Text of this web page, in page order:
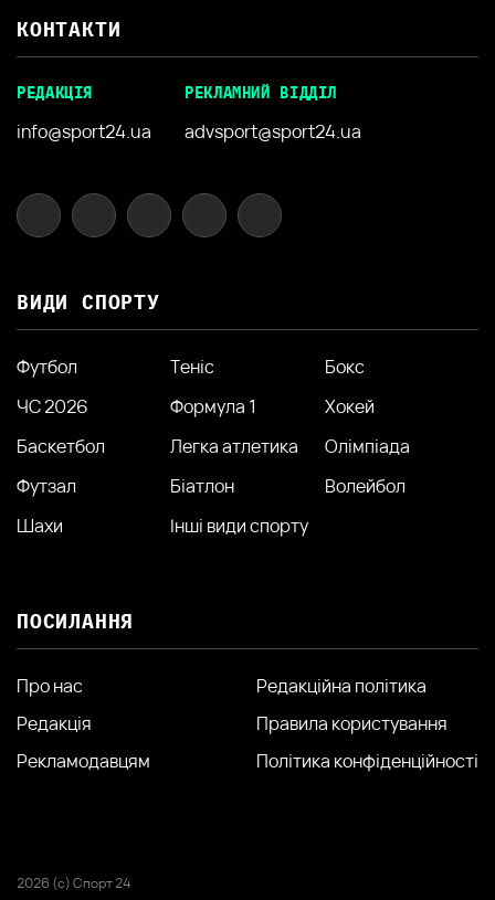
КОНТАКТИ
РЕДАКЦІЯ
info@sport24.ua
РЕКЛАМНИЙ ВІДДІЛ
advsport@sport24.ua
ВИДИ СПОРТУ
Футбол Теніс
Бокс
ЧС 2026
Формула 1
Хокей
Баскетбол
Легка атлетика
Олімпіада
Футзал
Біатлон
Волейбол
Шахи
Інші види спорту
ПОСИЛАННЯ
Про нас
Редакція
Рекламодавцям
Редакційна політика
Правила користування
Політика конфіденційності
2026 (с) Спорт 24